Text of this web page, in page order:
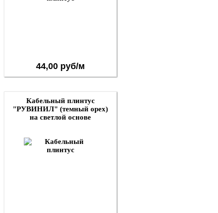
44,00 руб/м
Кабельный плинтус
"РУВИНИЛ" (темный орех)
на светлой основе